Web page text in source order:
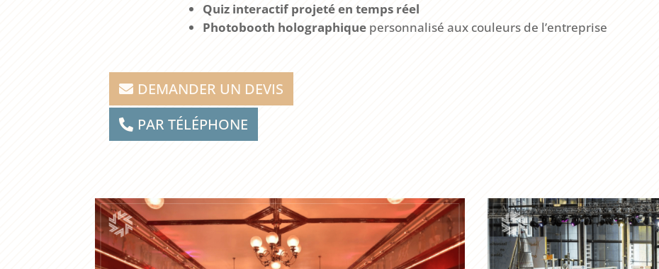
Quiz interactif projeté en temps réel
Photobooth holographiquepersonnalisé aux couleurs de l’entreprise
DEMANDER UN DEVIS
PAR TÉLÉPHONE